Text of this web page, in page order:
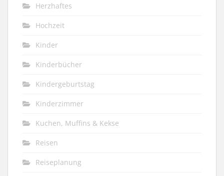
Herzhaftes
Hochzeit
Kinder
Kinderbücher
Kindergeburtstag
Kinderzimmer
Kuchen, Muffins & Kekse
Reisen
Reiseplanung